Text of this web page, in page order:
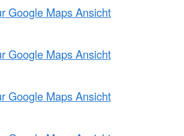
Google Maps Ansicht
Google Maps Ansicht
Google Maps Ansicht